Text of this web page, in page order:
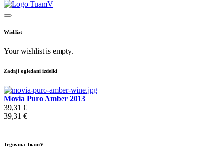
Wishlist
Your wishlist is empty.
Zadnji ogledani izdelki
Movia Puro Amber 2013
39,31 €
39,31 €
Trgovina TuamV